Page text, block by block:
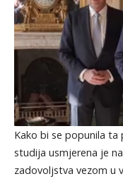
Kako bi se popunila ta
studija usmjerena je
zadovoljstva vezom u